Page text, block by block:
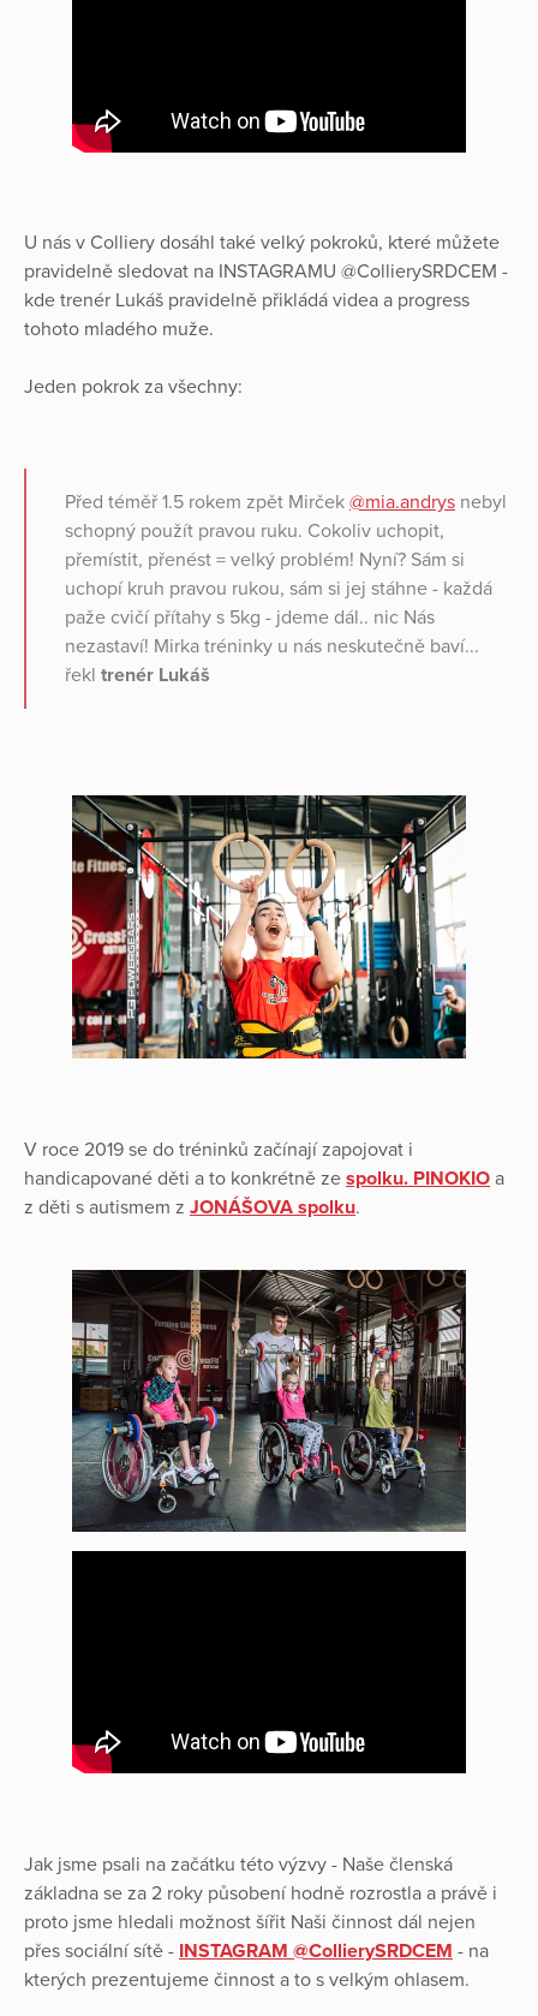
U nás v Colliery dosáhl také velký pokroků, které můžete
pravidelně sledovat na INSTAGRAMU @CollierySRDCEM -
kde trenér Lukáš pravidelně přikládá videa a progress
tohoto mladého muže.
Jeden pokrok za všechny:
Před téměř 1.5 rokem zpět Mirček @mia.andrys nebyl
schopný použít pravou ruku. Cokoliv uchopit,
přemístit, přenést = velký problém! Nyní? Sám si
uchopí kruh pravou rukou, sám si jej stáhne - každá
paže cvičí přítahy s 5kg - jdeme dál.. nic Nás
nezastaví! Mirka tréninky u nás neskutečně baví...
řekl trenér Lukáš
V roce 2019 se do tréninků začínají zapojovat i
handicapované děti a to konkrétně ze spolku. PINOKIO a
z děti s autismem z JONÁŠOVA spolku.
Jak jsme psali na začátku této výzvy - Naše členská
základna se za 2 roky působení hodně rozrostla a právě i
proto jsme hledali možnost šířit Naši činnost dál nejen
přes sociální sítě - INSTAGRAM @CollierySRDCEM - na
kterých prezentujeme činnost a to s velkým ohlasem.